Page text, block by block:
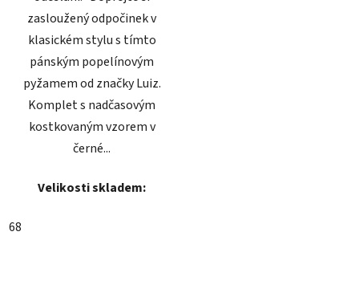
zasloužený odpočinek v
klasickém stylu s tímto
pánským popelínovým
pyžamem od značky Luiz.
Komplet s nadčasovým
kostkovaným vzorem v
černé...
Velikosti skladem:
68